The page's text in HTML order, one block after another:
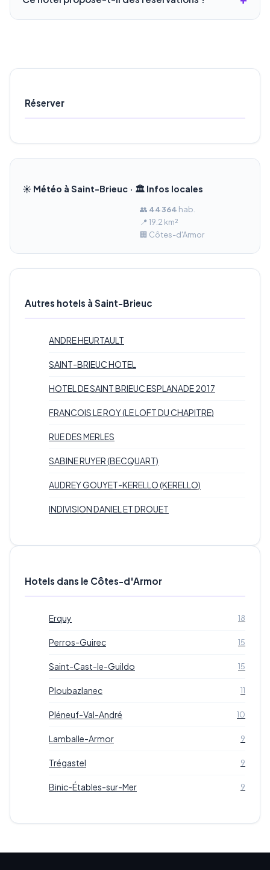
Réserver
☀️ Météo à Saint-Brieuc · 🏛️ Infos locales
👥 44 364 hab.
📍 19.2 km²
🏢 Côtes-d'Armor
Autres hotels à Saint-Brieuc
ANDRE HEURTAULT
SAINT-BRIEUC HOTEL
HOTEL DE SAINT BRIEUC ESPLANADE 2017
FRANCOIS LE ROY (LE LOFT DU CHAPITRE)
RUE DES MERLES
SABINE RUYER (BECQUART)
AUDREY GOUYET-KERELLO (KERELLO)
INDIVISION DANIEL ET DROUET
Hotels dans le Côtes-d'Armor
Erquy 18
Perros-Guirec 15
Saint-Cast-le-Guildo 15
Ploubazlanec 11
Pléneuf-Val-André 10
Lamballe-Armor 9
Trégastel 9
Binic-Étables-sur-Mer 9